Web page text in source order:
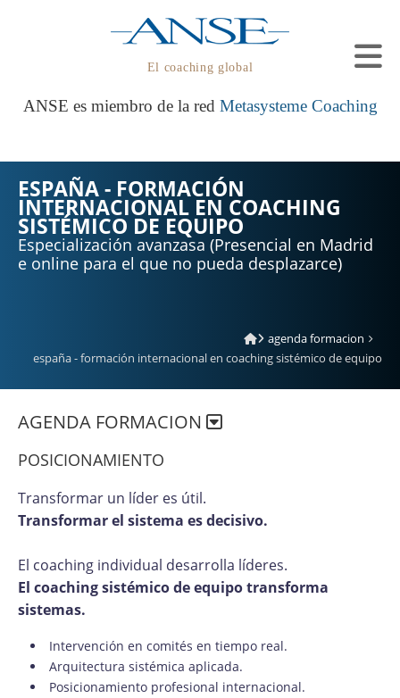
El coaching global
ANSE es miembro de la red Metasysteme Coaching
ESPAÑA - FORMACIÓN
INTERNACIONAL EN COACHING
SISTÉMICO DE EQUIPO
Especialización avanzasa (Presencial en Madrid
e online para el que no pueda desplazarce)
agenda formacion
españa - formación internacional en coaching sistémico de equipo
AGENDA FORMACION
POSICIONAMIENTO
Transformar un líder es útil.
Transformar el sistema es decisivo.
El coaching individual desarrolla líderes.
El coaching sistémico de equipo transforma
sistemas.
Intervención en comités en tiempo real.
Arquitectura sistémica aplicada.
Posicionamiento profesional internacional.